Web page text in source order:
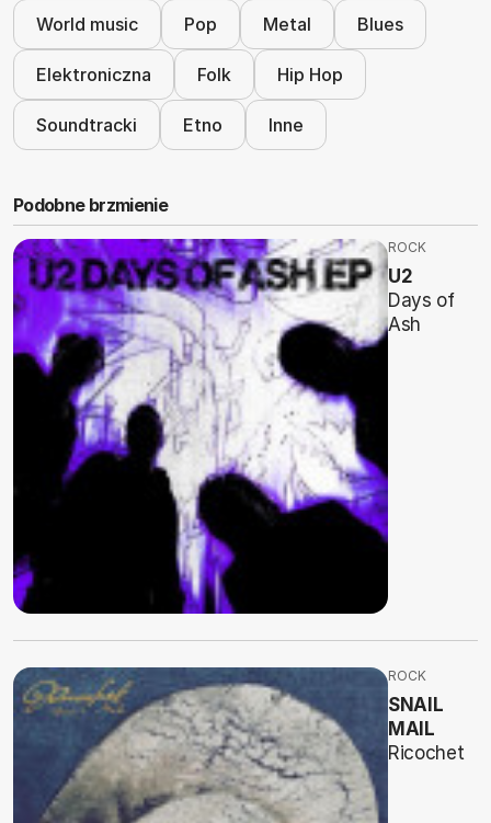
World music Pop Metal Blues
Elektroniczna Folk Hip Hop
Soundtracki Etno Inne
Podobne brzmienie
ROCK
U2
Days of
Ash
ROCK
SNAIL
MAIL
Ricochet